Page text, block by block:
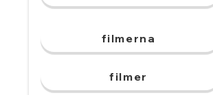
filmerna
filmer